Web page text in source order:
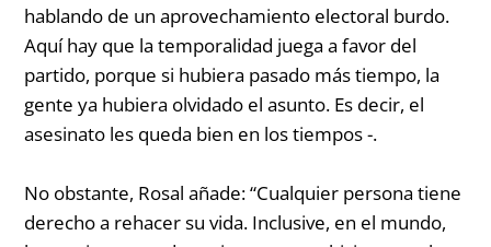
hablando de un aprovechamiento electoral burdo.
Aquí hay que la temporalidad juega a favor del
partido, porque si hubiera pasado más tiempo, la
gente ya hubiera olvidado el asunto. Es decir, el
asesinato les queda bien en los tiempos -.
No obstante, Rosal añade:“Cualquier persona tiene
derecho a rehacer su vida. Inclusive, en el mundo,